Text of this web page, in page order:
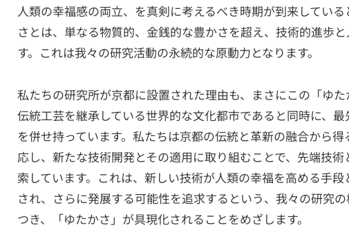
人類の幸福感の両立、を真剣に考えるべき時期が到来してい
さとは、単なる物質的、金銭的な豊かさを超え、技術的進歩
す。これは我々の研究活動の永続的な原動力となります。
私たちの研究所が京都に設置された理由も、まさにこの「ゆ
伝統工芸を継承している世界的な文化都市であると同時に、
を併せ持っています。私たちは京都の伝統と革新の融合から
応し、新たな技術開発とその適用に取り組むことで、先端技
索しています。これは、新しい技術が人類の幸福を高める手
され、さらに発展する可能性を追求するという、我々の研究
つき、「ゆたかさ」が具現化されることをめざします。